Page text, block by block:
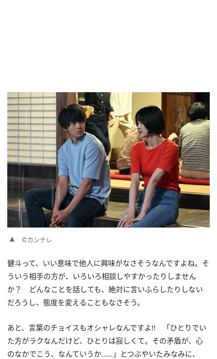
©カンテレ
健斗って、いい意味で他人に興味がなさそうなんですよね。そ
ういう相手の方が、いろいろ相談しやすかったりしません
か？ どんなことを話しても、絶対に言いふらしたりしない
だろうし、態度を変えることもなさそう。
あと、言葉のチョイスもオシャレなんですよ!! 「ひとりでい
た方がラクなんだけど、ひとりは寂しくて。その矛盾が、心
のなかでこう、なんていうか……」とつぶやいたみなみに、